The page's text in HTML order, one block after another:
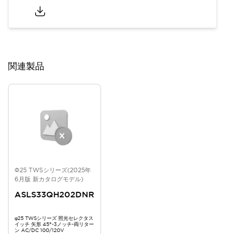
関連製品
Φ25 TWSシリーズ(2025年
6月版 新カタログモデル)
ASLS33QH202DNR
φ25 TWSシリーズ 照光セレクタス
イッチ 矢形 45°-3ノッチ-両リター
ン AC/DC 100/120V